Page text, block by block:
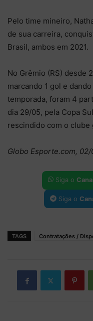
Pelo time mineiro,
de sua carreira,
Brasil, ambos em 2021.
No Grêmio (RS) desde
marcando 1 gol e
temporada, foram 4
dia 29/05, pela Copa
rescindido com o clube
Globo Esporte.com,
Siga o
Siga o
TAGS Contratações /